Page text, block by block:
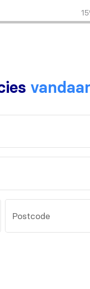
Postcode